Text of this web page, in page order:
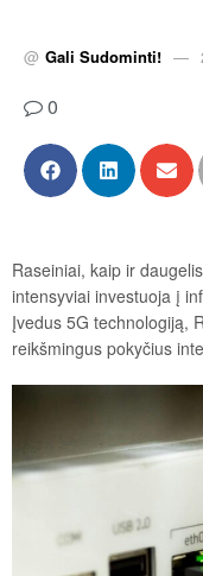
@ Gali Sudominti!
0
Raseiniai, kaip ir
intensyviai investuoja į
Įvedus 5G technologiją,
reikšmingus pokyčius